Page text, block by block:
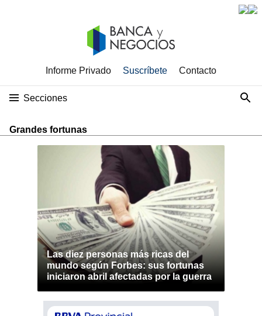
Informe Privado Suscríbete Contacto
Secciones
Grandes fortunas
Las diez personas más ricas del
mundo según Forbes: sus fortunas
iniciaron abril afectadas por la guerra